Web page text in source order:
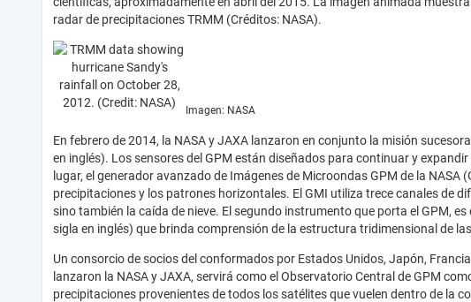
radar de precipitaciones TRMM (Créditos: NASA).
Imagen: NASA
En febrero de 2014, la NASA y JAXA lanzaron en conjunto la misión
en inglés). Los sensores del GPM están diseñados para continuar y
lugar, el generador avanzado de Imágenes de Microondas GPM de la
precipitaciones y los patrones horizontales. El GMI utiliza trece canales de
sino también la caída de nieve. El segundo instrumento que porta el GPM,
sigla en inglés) que brinda comprensión de la estructura tridimensional de
Un consorcio de socios del conformados por Estados Unidos, Japón,
lanzaron la NASA y JAXA, servirá como el Observatorio Central de GPM
precipitaciones provenientes de todos los satélites que vuelen dentro de la